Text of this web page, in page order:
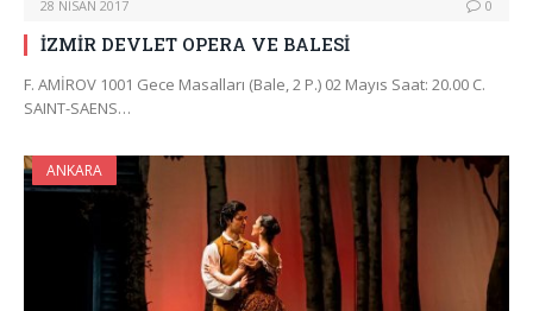
28 NISAN 2017 0
İZMİR DEVLET OPERA VE BALESİ
F. AMİROV 1001 Gece Masalları (Bale, 2 P.) 02 Mayıs Saat: 20.00 C.
SAINT-SAENS…
ANKARA